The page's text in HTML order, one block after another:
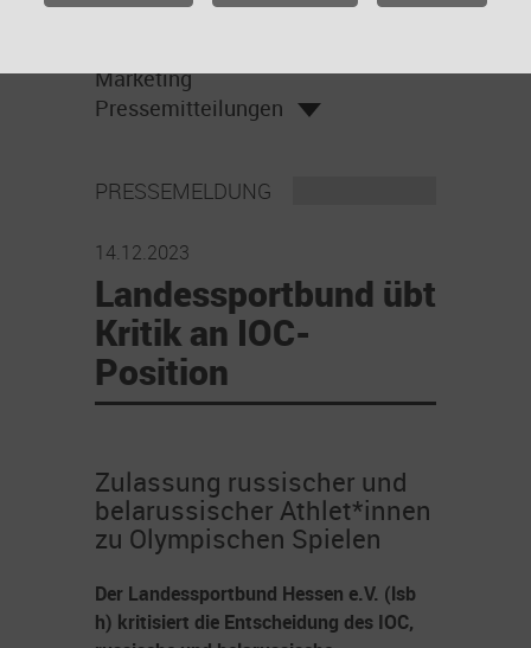
Marketing
Pressemitteilungen
PRESSEMELDUNG
14.12.2023
Landessportbund übt
Kritik an IOC-
Position
Zulassung russischer und
belarussischer Athlet*innen
zu Olympischen Spielen
Der Landessportbund Hessen e.V. (lsb
h) kritisiert die Entscheidung des IOC,